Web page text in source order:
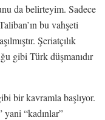
da belirteyim. Sadece
bu vahşeti
Şeriatçılık
gibi Türk düşmanıdır
bir kavramla başlıyor.
yani “kadınlar”